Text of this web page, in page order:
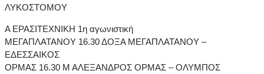
ΛΥΚΟΣΤΟΜΟΥ
Α ΕΡΑΣΙΤΕΧΝΙΚΗ 1η αγωνιστική
ΜΕΓΑΠΛΑΤΑΝΟΥ 16.30 ΔΟΞΑ ΜΕΓΑΠΛΑΤΑΝΟΥ –
ΕΔΕΣΣΑΙΚΟΣ
ΟΡΜΑΣ 16.30 Μ ΑΛΕΞΑΝΔΡΟΣ ΟΡΜΑΣ – ΟΛΥΜΠΟΣ